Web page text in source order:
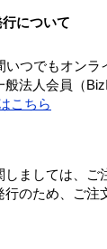
について
つでもオンラ
法人会員（
こちら
ましては、ご
のため、ご